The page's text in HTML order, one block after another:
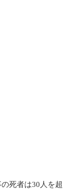
死者は30人を超